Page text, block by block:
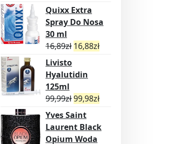
Quixx Extra
Spray Do Nosa
30 ml
16,89zł 16,88zł
Livisto
Hyalutidin
125ml
99,99zł99,98zł
Yves Saint
Laurent Black
Opium Woda